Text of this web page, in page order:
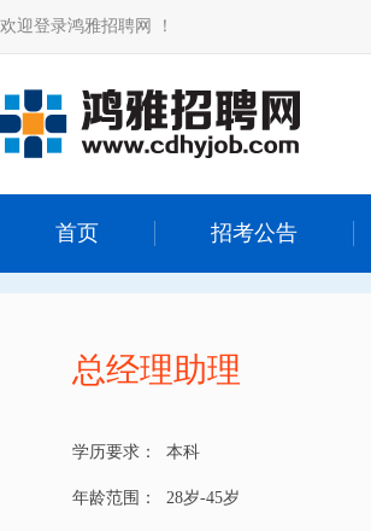
欢迎登录鸿雅招聘网 ！
首页 招考公告
总经理助理
学历要求： 本科
年龄范围： 28岁-45岁